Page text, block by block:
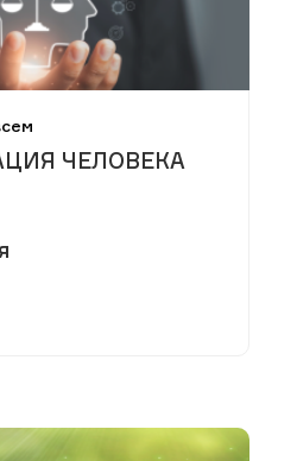
ЧЕЛОВЕКА